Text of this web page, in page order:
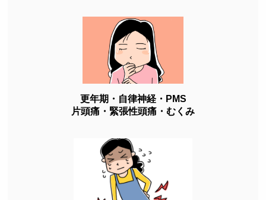
更年期・自律神経・PMS
片頭痛・緊張性頭痛・むくみ